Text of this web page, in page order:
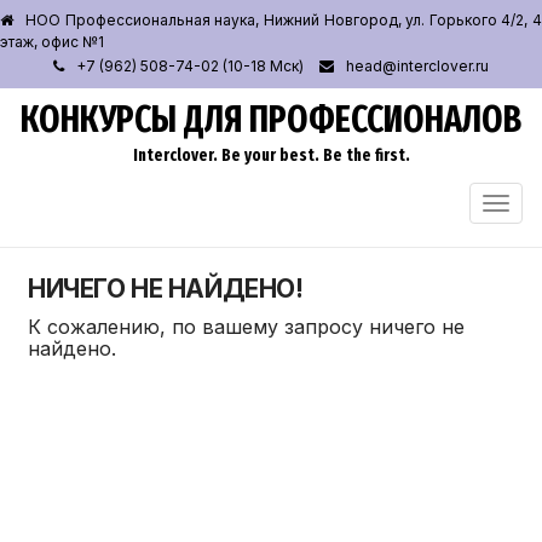
НОО Профессиональная наука, Нижний Новгород, ул. Горького 4/2, 4
этаж, офис №1
+7 (962) 508-74-02 (10-18 Мск)
head@interclover.ru
КОНКУРСЫ ДЛЯ ПРОФЕССИОНАЛОВ
Interclover. Be your best. Be the first.
НИЧЕГО НЕ НАЙДЕНО!
К сожалению, по вашему запросу ничего не
найдено.